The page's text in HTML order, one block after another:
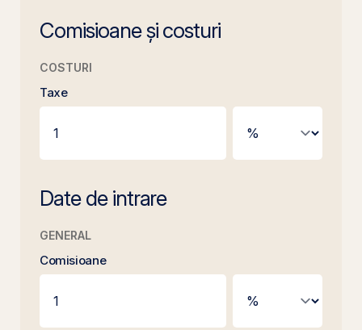
Comisioane și costuri
COSTURI
Taxe
Date de intrare
GENERAL
Comisioane